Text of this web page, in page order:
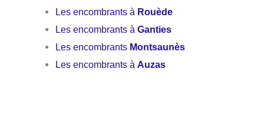
Les encombrants à Rouède
Les encombrants àGanties
Les encombrants Montsaunès
Les encombrants àAuzas